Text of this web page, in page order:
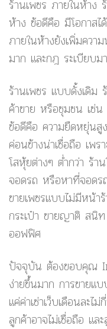
ร้านเพชร ภายในห้าง
ห้าง ข้อดีคือ มีโอกาสไ
ภายในห้างยังเพิ่มควา
มาก และกฎ ระเบียบม
ร้านเพชร แบบดั้งเดิม
ค้าขาย หรือชุมชน เช่
ข้อดีคือ ความยืดหยุ่นสู
ค่อนข้างน่าเชื่อถือ เพ
โสหุ้ยต่างๆ ต่ำกว่า ร้
จอดรถ หรือหาที่จอดร
ขายเพชรแบบไม่มีหน้
กระเป๋า ขายญาติ สนิ
ออฟฟิศ
ปัจจุบัน ต้องขอบคุณ
ง่ายขึ้นมาก การขาย
แค่ค่าเช่าเว็บเดือนละ
ลูกค้าอาจไม่เชื่อถือ แล